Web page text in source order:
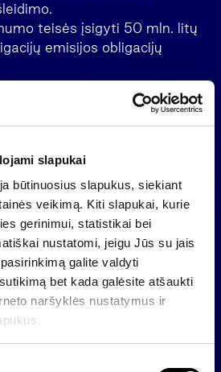
slapukai
būtinuosius slapukus, siekiant
veikimą. Kiti slapukai, kurie
gerinimui, statistikai bei
nustatomi, jeigu Jūs su jais
galite valdyti
bet kada galėsite atšaukti
naršyklės nustatymus ir
teisės įsigyti 50 mln. litų
emisijos obligacijų
litų konvertuojamųjų obligacijų
„INVALDA“ įstatinio
su visuotinio akcininkų
sprendimų projektais, ne
iki akcininkų susirinkimo
bendrovės buveinėje,
o taip pat bendrovės
www.invalda.lt . Dėl papildomos
kreiptis telefonu (8~5) 279